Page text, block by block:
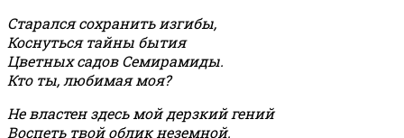
Старался сохранить изгибы,
Коснуться тайны бытия
Цветных садов Семирамиды.
Кто ты, любимая моя?
Не властен здесь мой дерзкий гений
Воспеть твой облик неземной.